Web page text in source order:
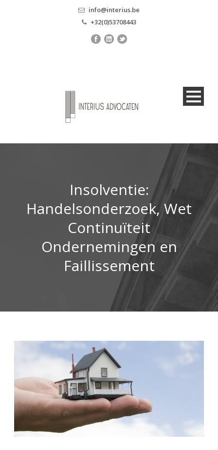
info@interius.be
+32(0)53708443
Insolventie:
Handelsonderzoek, Wet
Continuïteit
Ondernemingen en
Faillissement